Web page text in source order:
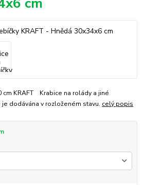
cm KRAFT Krabice na rolády a jiné
dodávána v rozloženém stavu. celý popis